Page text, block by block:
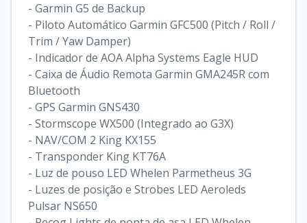
- Garmin G5 de Backup
- Piloto Automático Garmin GFC500 (Pitch / Roll /
Trim / Yaw Damper)
- Indicador de AOA Alpha Systems Eagle HUD
- Caixa de Áudio Remota Garmin GMA245R com
Bluetooth
- GPS Garmin GNS430
- Stormscope WX500 (Integrado ao G3X)
- NAV/COM 2 King KX155
- Transponder King KT76A
- Luz de pouso LED Whelen Parmetheus 3G
- Luzes de posição e Strobes LED Aeroleds
Pulsar NS650